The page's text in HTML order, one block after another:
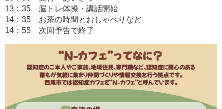
13：35 脳トレ体操・講話開始
14：35 お茶の時間とおしゃべりなど
14：55 次回予告で終了